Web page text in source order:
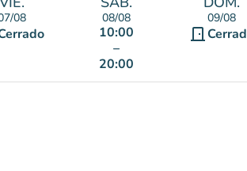
08 08/08
10:00
–
20:00
09/08
door_front